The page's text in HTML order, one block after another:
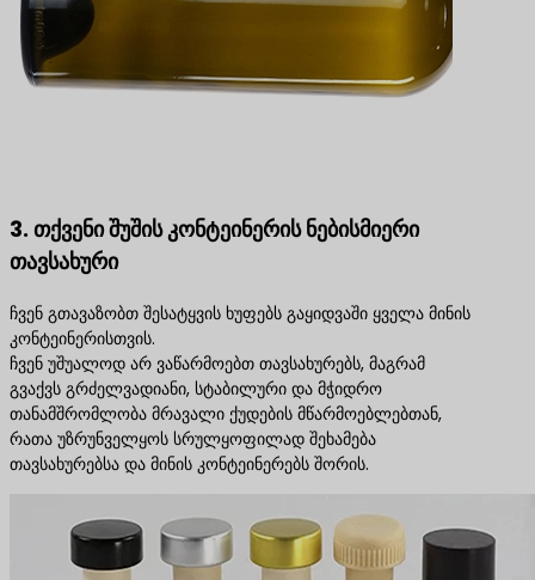
3. თქვენი შუშის კონტეინერის ნებისმიერი
თავსახური
ჩვენ გთავაზობთ შესატყვის ხუფებს გაყიდვაში ყველა მინის
კონტეინერისთვის.
ჩვენ უშუალოდ არ ვაწარმოებთ თავსახურებს, მაგრამ
გვაქვს გრძელვადიანი, სტაბილური და მჭიდრო
თანამშრომლობა მრავალი ქუდების მწარმოებლებთან,
რათა უზრუნველყოს სრულყოფილად შეხამება
თავსახურებსა და მინის კონტეინერებს შორის.